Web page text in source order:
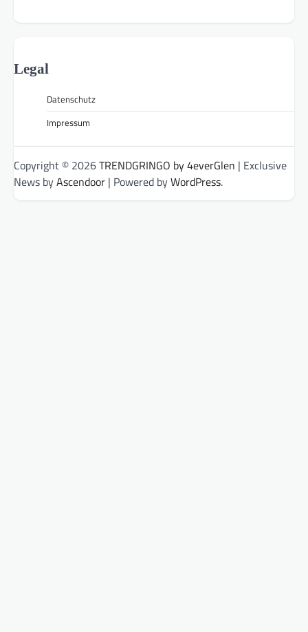
Legal
Datenschutz
Impressum
Copyright © 2026TRENDGRINGO by 4everGlen | Exclusive
News byAscendoor | Powered byWordPress.